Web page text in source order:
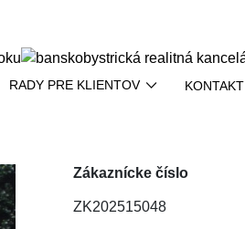
RADY PRE KLIENTOV KONTAKT
Zákaznícke číslo
ZK202515048